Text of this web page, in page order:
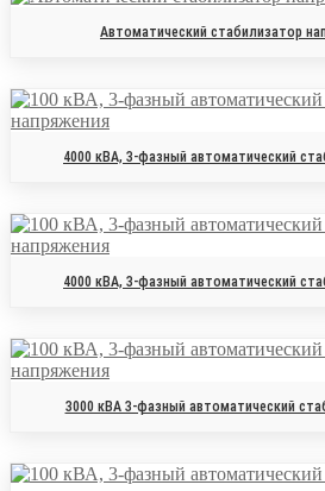
Автоматический стабилизатор
4000 кВА, 3-фазный автоматический
4000 кВА, 3-фазный автоматический
3000 кВА 3-фазный автоматический